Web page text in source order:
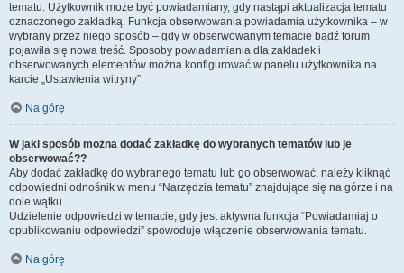
tematu. Użytkownik może być powiadamiany, gdy nastąpi aktualizacja tematu
oznaczonego zakładką. Funkcja obserwowania powiadamia użytkownika – w
wybrany przez niego sposób – gdy w obserwowanym temacie bądź forum
pojawiła się nowa treść. Sposoby powiadamiania dla zakładek i
obserwowanych elementów można konfigurować w panelu użytkownika na
karcie „Ustawienia witryny”.
Na górę
W jaki sposób można dodać zakładkę do wybranych tematów lub je
obserwować??
Aby dodać zakładkę do wybranego tematu lub go obserwować, należy kliknąć
odpowiedni odnośnik w menu “Narzędzia tematu” znajdujące się na górze i na
dole wątku.
Udzielenie odpowiedzi w temacie, gdy jest aktywna funkcja “Powiadamiaj o
opublikowaniu odpowiedzi” spowoduje włączenie obserwowania tematu.
Na górę